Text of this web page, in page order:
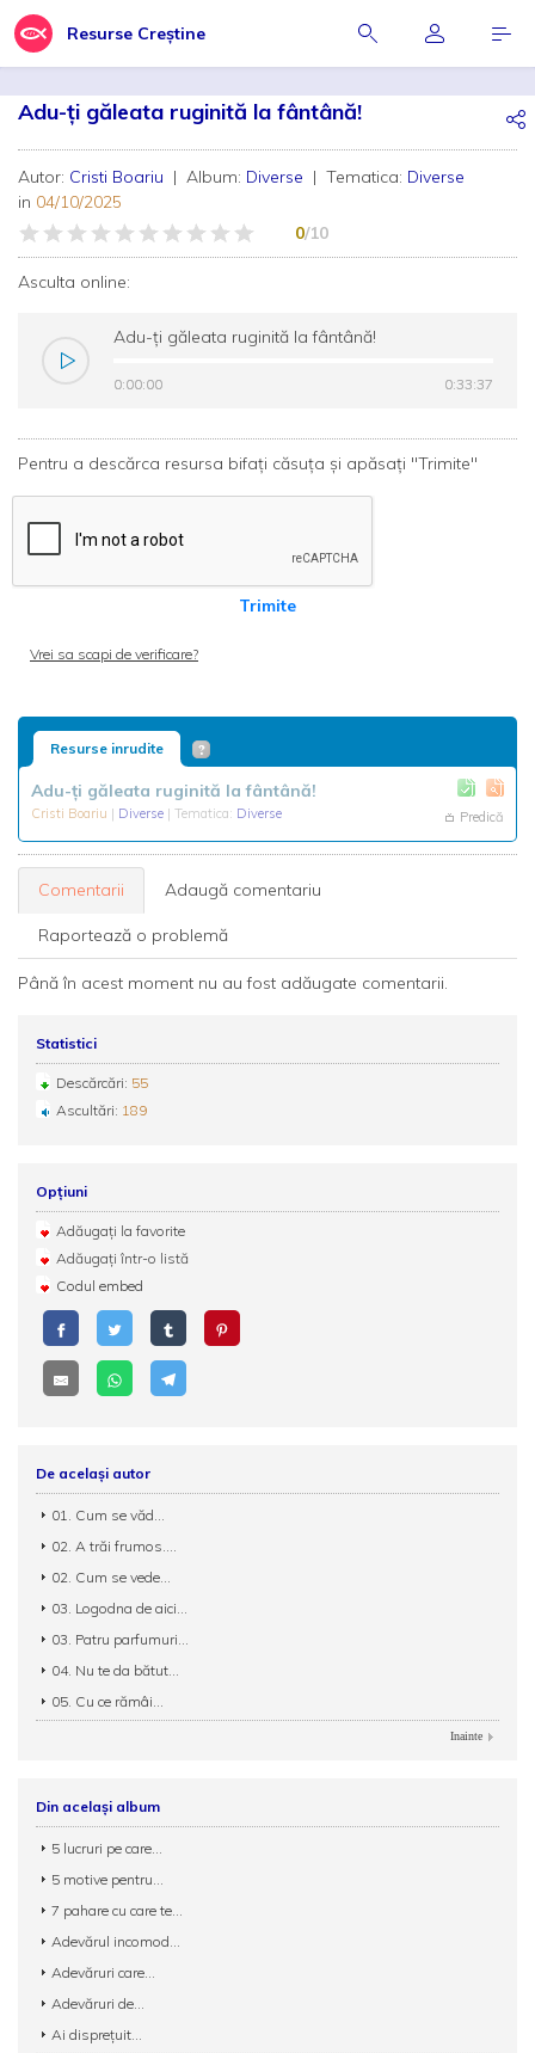
Resurse Creștine
Adu-ți găleata ruginită la fântână!
Autor: Cristi Boariu | Album: Diverse | Tematica: Diverse
in 04/10/2025
0/10
Asculta online:
Adu-ți găleata ruginită la fântână!
0:00:00 0:33:37
0:00:00 0:33:37
Pentru a descărca resursa bifați căsuța și apăsați "Trimite"
Trimite
Vrei sa scapi de verificare?
Resurse inrudite
Adu-ți găleata ruginită la fântână!
Cristi Boariu | Diverse | Tematica: Diverse Predică
Comentarii Adaugă comentariu
Raportează o problemă
Până în acest moment nu au fost adăugate comentarii.
Statistici
Descărcări: 55
Ascultări: 189
Opțiuni
Adăugați la favorite
Adăugați într-o listă
Codul embed
De același autor
01. Cum se văd...
02. A trăi frumos....
02. Cum se vede...
03. Logodna de aici...
03. Patru parfumuri...
04. Nu te da bătut...
05. Cu ce rămâi...
Inainte
Din același album
5 lucruri pe care...
5 motive pentru...
7 pahare cu care te...
Adevărul incomod...
Adevăruri care...
Adevăruri de...
Ai disprețuit...